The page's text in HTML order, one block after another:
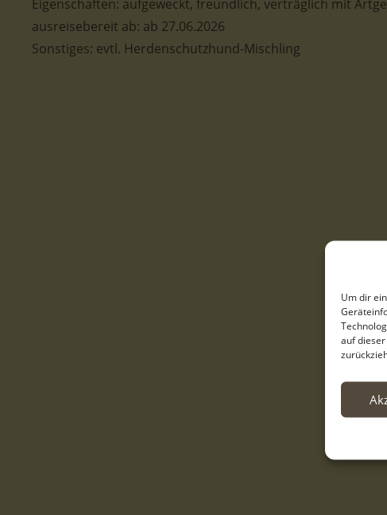
Um dir
auf
Eigenschaften: aufgeweckt, freundlich, verträglich mit
ausreisebereit ab: ab 27.06.2026
Sonstiges: evtl. Herdenschutzhund-Mischling